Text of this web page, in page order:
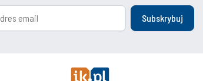
Subskrybuj